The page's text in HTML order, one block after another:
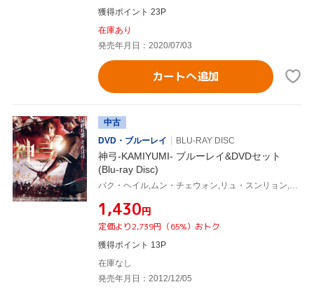
獲得ポイント 23P
在庫あり
発売年月日：2020/07/03
カートへ追加
中古
DVD・ブルーレイ
BLU-RAY DISC
神弓-KAMIYUMI- ブルーレイ&DVDセット
(Blu-ray Disc)
¥1,430円
定価より2,739円（65%）おトク
獲得ポイント 13P
在庫なし
発売年月日：2012/12/05